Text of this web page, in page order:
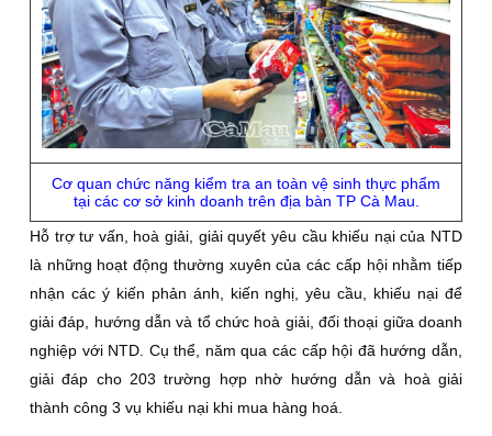
Cơ quan chức năng kiểm tra an toàn vệ sinh thực phẩm
tại các cơ sở kinh doanh trên địa bàn TP Cà Mau.
Hỗ trợ tư vấn, hoà giải, giải quyết yêu cầu khiếu nại của NTD
là những hoạt động thường xuyên của các cấp hội nhằm tiếp
nhận các ý kiến phản ánh, kiến nghị, yêu cầu, khiếu nại để
giải đáp, hướng dẫn và tổ chức hoà giải, đối thoại giữa doanh
nghiệp với NTD. Cụ thể, năm qua các cấp hội đã hướng dẫn,
giải đáp cho 203 trường hợp nhờ hướng dẫn và hoà giải
thành công 3 vụ khiếu nại khi mua hàng hoá.